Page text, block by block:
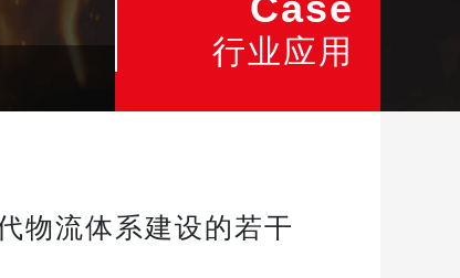
行业应用
物流体系建设的若干